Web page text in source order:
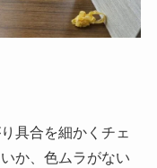
具合を細かくチェ
か、色ムラがない